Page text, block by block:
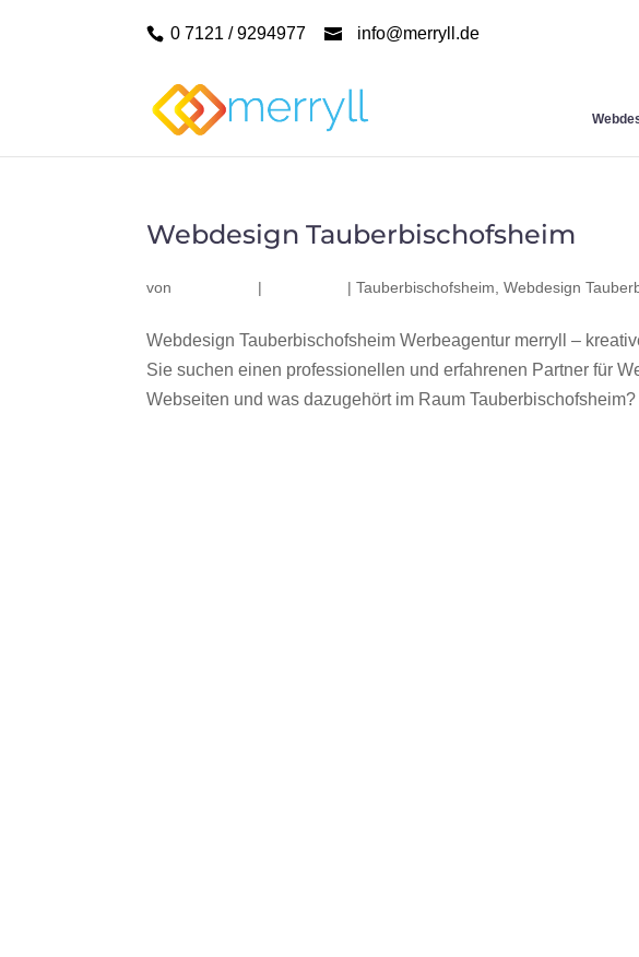
0 7121 / 9294977 info@merryll.de
Webdesign Tauberbischofsheim
von | |Tauberbischofsheim ,Webdesign
Webdesign Tauberbischofsheim Werbeagentur merryll –
Sie suchen einen professionellen und erfahrenen Partner für
Webseiten und was dazugehört im Raum Tauberbischofsheim?